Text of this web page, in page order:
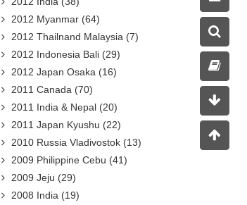
2012 Myanmar (64)
2012 Thailnand Malaysia (7)
2012 Indonesia Bali (29)
2012 Japan Osaka (16)
2011 Canada (70)
2011 India & Nepal (20)
2011 Japan Kyushu (22)
2010 Russia Vladivostok (13)
2009 Philippine Cebu (41)
2009 Jeju (29)
2008 India (19)